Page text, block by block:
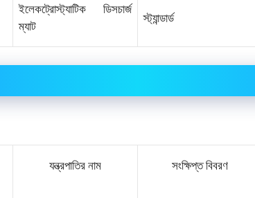
ইলেকট্রোস্ট্যাটিক ডিসচার্জ
ম্যাট
স্ট্যান্ডার্ড
যন্ত্রপাতির নাম সংক্ষিপ্ত বিবরণ